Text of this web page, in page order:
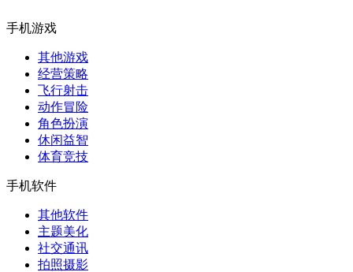
手机游戏
其他游戏
经营策略
飞行射击
动作冒险
角色扮演
休闲益智
体育竞技
手机软件
其他软件
主题美化
社交通讯
拍照摄影